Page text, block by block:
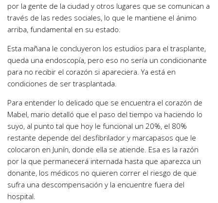
por la gente de la ciudad y otros lugares que se comunican a
través de las redes sociales, lo que le mantiene el ánimo
arriba, fundamental en su estado.
Esta mañana le concluyeron los estudios para el trasplante,
queda una endoscopía, pero eso no sería un condicionante
para no recibir el corazón si apareciera. Ya está en
condiciones de ser trasplantada.
Para entender lo delicado que se encuentra el corazón de
Mabel, mario detalló que el paso del tiempo va haciendo lo
suyo, al punto tal que hoy le funcional un 20%, el 80%
restante depende del desfibrilador y marcapasos que le
colocaron en Junín, donde ella se atiende. Esa es la razón
por la que permanecerá internada hasta que aparezca un
donante, los médicos no quieren correr el riesgo de que
sufra una descompensación y la encuentre fuera del
hospital.